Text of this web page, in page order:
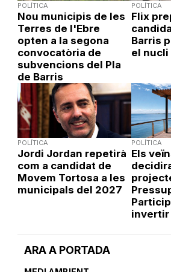
ARA A PORTADA
POLÍTICA
Nou municipis de les
Terres de l'Ebre
opten a la segona
convocatòria de
subvencions del Pla
de Barris
POLÍTICA
Flix
Barris
el
POLÍTICA
Jordi Jordan repetirà
com a candidat de
Movem Tortosa a les
municipals del 2027
POLÍTICA
Els
invertir